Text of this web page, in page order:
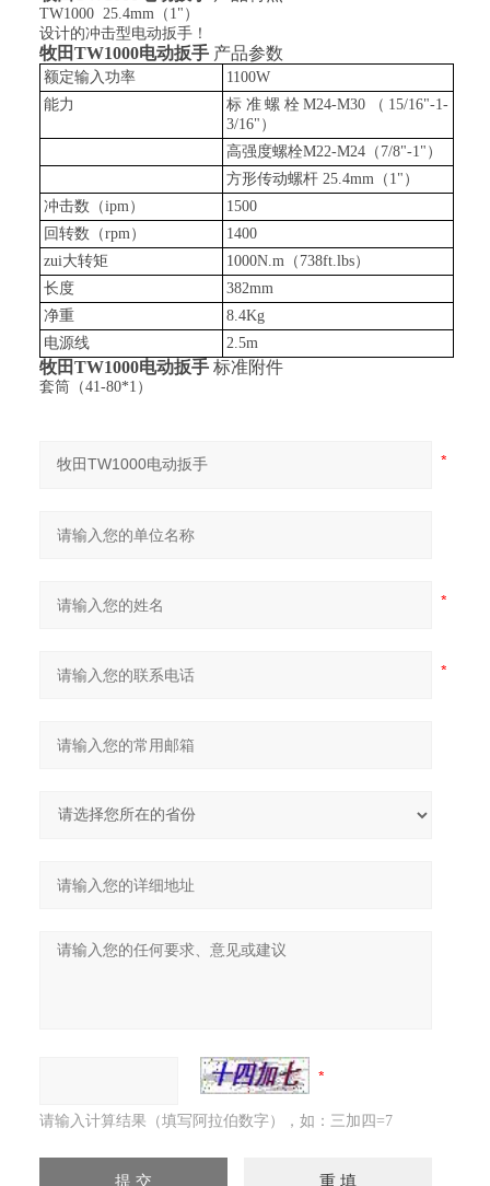
TW1000 25.4mm（1 " ）
设计的冲击型电动扳手！
牧田TW1000电动扳手 产品参数
额定输入功率 1100W
能力
标准螺栓M24-M30 （ 15/16"-1-
3/16" ）
高强度螺栓M22-M24 （ 7/8"-1 " ）
方形传动螺杆 25.4mm（ 1 " ）
冲击数（ipm）
1500
回转数（rpm） 1400
zui大转矩
1000N.m（ 738ft.lbs）
长度
382mm
净重
8.4Kg
电源线
2.5m
牧田TW1000电动扳手 标准附件
套筒（41-80*1）
请输入计算结果（填写阿拉伯数字），如：三加四=7